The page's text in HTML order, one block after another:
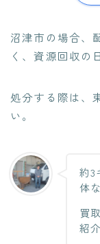
沼津市の場合、
く、資源回収の
処分する際は、
い。
約3
体
買
紹